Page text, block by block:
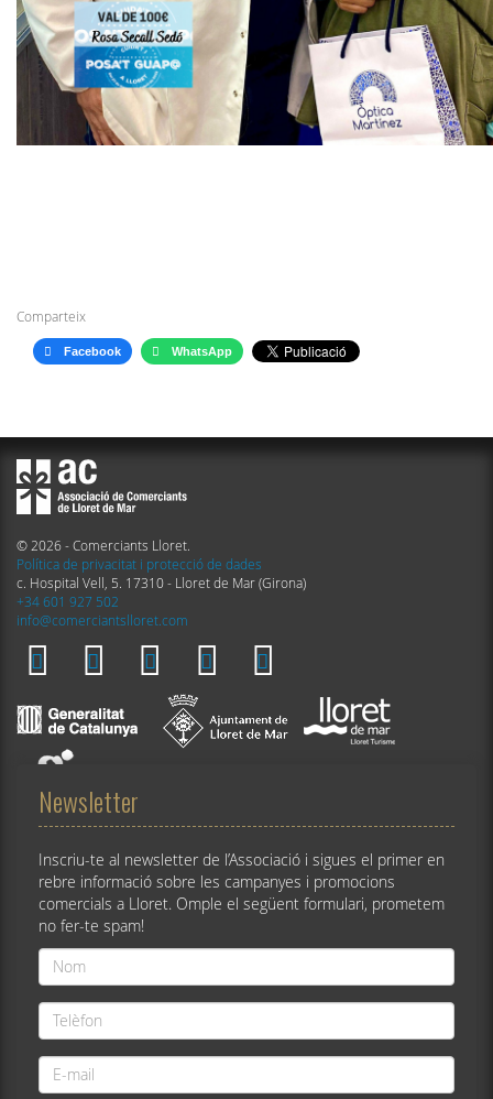
Comparteix
Facebook WhatsApp
© 2026 - Comerciants Lloret.
Política de privacitat i protecció de dades
c. Hospital Vell, 5. 17310 - Lloret de Mar (Girona)
+34 601 927 502
info@comerciantslloret.com
Newsletter
Inscriu-te al newsletter de l’Associació i sigues el primer en
rebre informació sobre les campanyes i promocions
comercials a Lloret. Omple el següent formulari, prometem
no fer-te spam!
Nom
*
Telèfon
*
E-
mail